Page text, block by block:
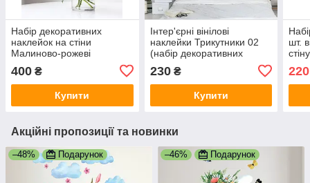
Набір декоративних
наклейок на стіни
Малиново-рожеві
самоклеючі наклейки
метелики
400 ₴
Купити
Інтер'єрні вінілові
наклейки Трикутники 02
(набір декоративних
наклейок на стіну) матова
Набір 105 шт.
230₴
Купити
шт.
220
Акційні пропозиції та новинки
–48% Подарунок –46% Подарунок